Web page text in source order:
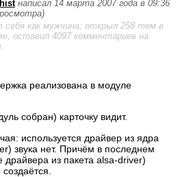
написал 14 марта 2007 года в 09:36
себя как мужчина; открыл 258 тем в
оставил 4097 комментариев на
реализована в модуле
собран) карточку видит.
используется драйвер из ядра
звука нет. Причём в последнем
драйвера из пакета alsa-driver)